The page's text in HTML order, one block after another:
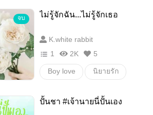
จบ ไม่รู้จักฉัน...ไม่รู้จักเธอ
K.white rabbit
1
2K 5
Boy love นิยายรัก
ปั้นชา #เจ้านายนี่ปั้นเอง